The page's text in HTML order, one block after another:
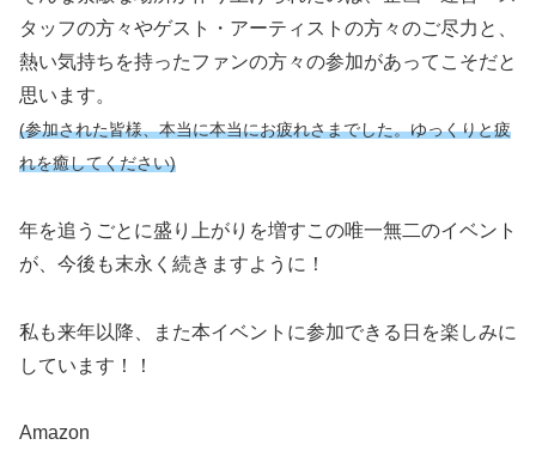
タッフの方々やゲスト・アーティストの方々のご尽力と、
熱い気持ちを持ったファンの方々の参加があってこそだと
思います。
(参加された皆様、本当に本当にお疲れさまでした。ゆっくりと疲
れを癒してください)
年を追うごとに盛り上がりを増すこの唯一無二のイベント
が、今後も末永く続きますように！
私も来年以降、また本イベントに参加できる日を楽しみに
しています！！
Amazon